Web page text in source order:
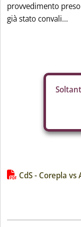
provvedimento
già stato convali...
Lista allegati
CdS - Corepla vs